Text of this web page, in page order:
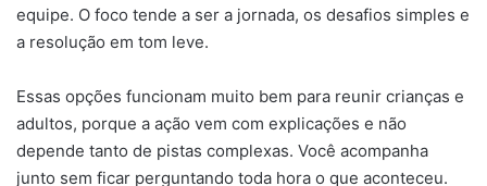
equipe. O foco tende a ser a jornada, os desafios simples e
a resolução em tom leve.
Essas opções funcionam muito bem para reunir crianças e
adultos, porque a ação vem com explicações e não
depende tanto de pistas complexas. Você acompanha
junto sem ficar perguntando toda hora o que aconteceu.